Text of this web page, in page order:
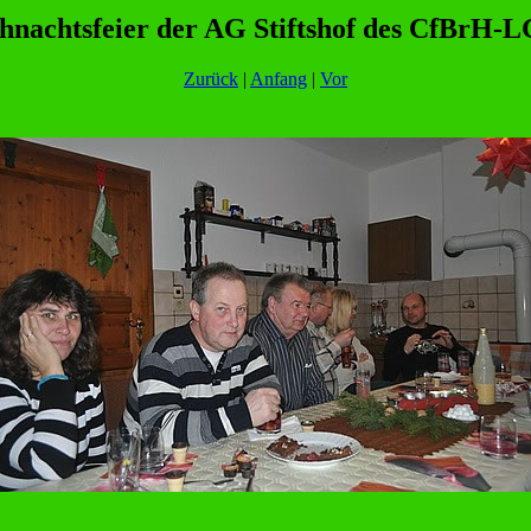
der AG Stiftshof des CfBrH-
Zurück | Anfang | Vor